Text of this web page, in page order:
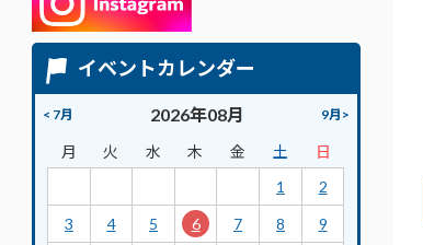
イベントカレンダー
< 7月 2026年08月 9月>
月 火 水 木 金 土
日
1
2
3
4 5 6 7 8
9